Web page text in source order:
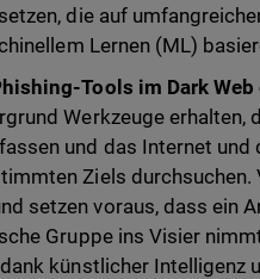
die auf
Lernen (ML)
Tools im Dark
Werkzeuge erhalten,
und das Internet
Ziels
setzen voraus, dass ein
Gruppe ins Visier
künstlicher Intelligenz